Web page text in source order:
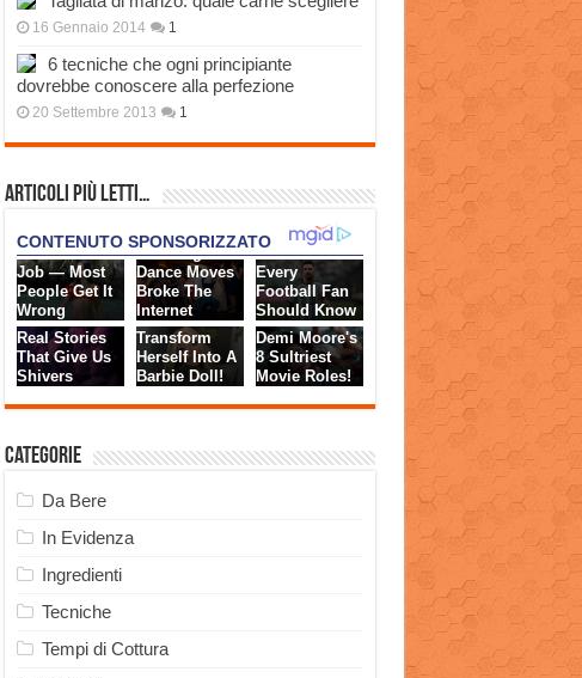
16 Gennaio 2014 1
6 tecniche che ogni principiante
dovrebbe conoscere alla perfezione
20 Settembre 2013 1
Articoli più Letti…
Categorie
Da Bere
In Evidenza
Ingredienti
Tecniche
Tempi di Cottura